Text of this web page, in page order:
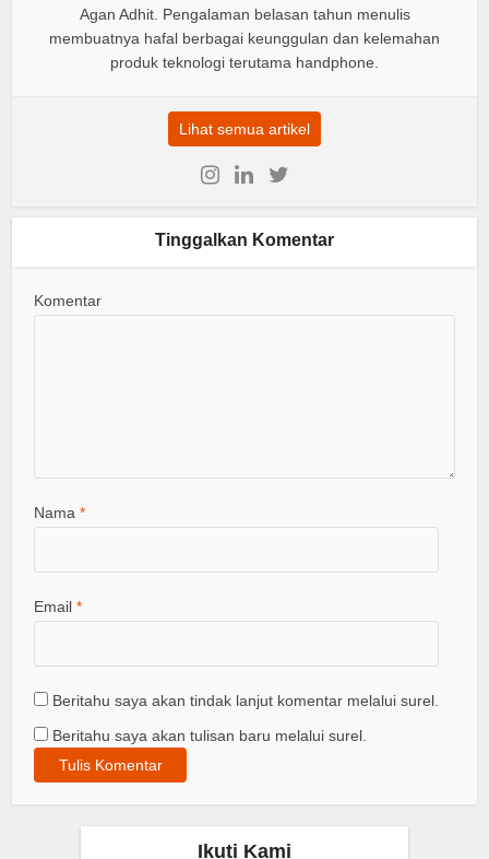
Agan Adhit. Pengalaman belasan tahun menulis
membuatnya hafal berbagai keunggulan dan kelemahan
produk teknologi terutama handphone.
Lihat semua artikel
Tinggalkan Komentar
Komentar
Nama*
Email*
Beritahu saya akan tindak lanjut komentar melalui surel.
Beritahu saya akan tulisan baru melalui surel.
Ikuti Kami